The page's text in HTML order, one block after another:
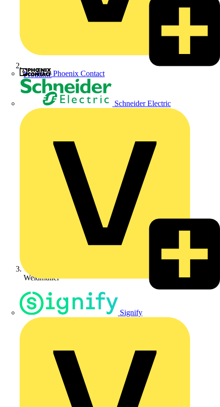
Phoenix Contact
Schneider Electric
Signify
Produkte
Weidmüller